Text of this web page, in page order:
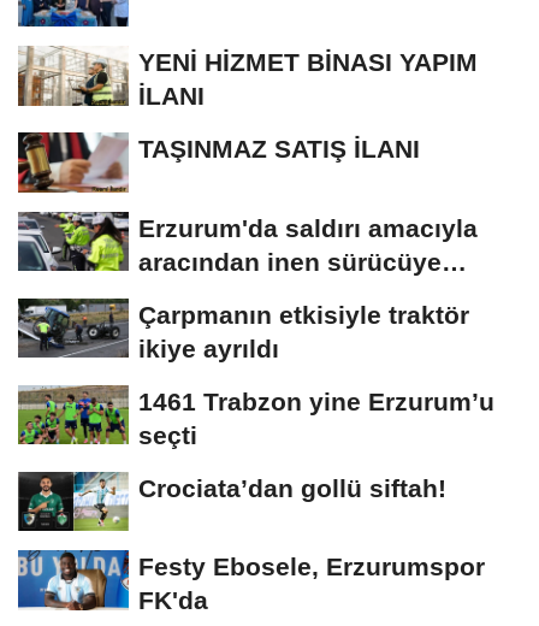
YENİ HİZMET BİNASI YAPIM
İLANI
TAŞINMAZ SATIŞ İLANI
Erzurum'da saldırı amacıyla
aracından inen sürücüye
Çarpmanın etkisiyle traktör
ikiye ayrıldı
1461 Trabzon yine Erzurum’u
seçti
Crociata’dan gollü siftah!
Festy Ebosele, Erzurumspor
FK'da